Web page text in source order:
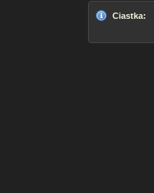
Ciastka: